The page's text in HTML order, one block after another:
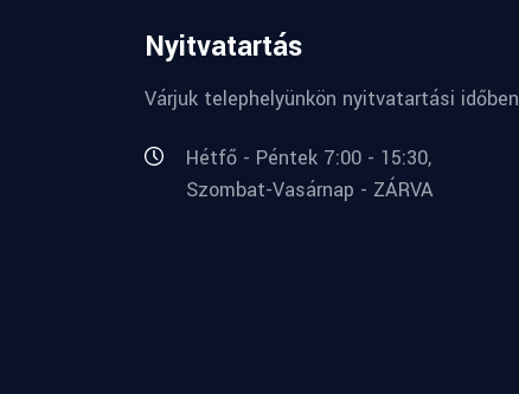
Nyitvatartás
Várjuk telephelyünkön nyitvatartási időben
Hétfő - Péntek 7:00 - 15:30,
Szombat-Vasárnap - ZÁRVA